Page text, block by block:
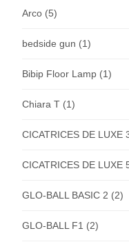
Arco (5)
bedside gun (1)
Bibip Floor Lamp (1)
Chiara T (1)
CICATRICES DE LUXE
CICATRICES DE LUXE
GLO-BALL BASIC 2 (2)
GLO-BALL F1 (2)